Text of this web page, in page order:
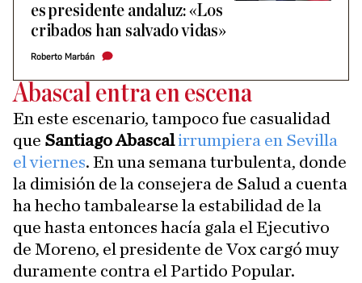
es presidente andaluz: «Los
cribados han salvado vidas»
Roberto Marbán
Abascal entra en escena
En este escenario, tampoco fue casualidad
que Santiago Abascalirrumpiera en Sevilla
el viernes. En una semana turbulenta, donde
la dimisión de la consejera de Salud a cuenta
ha hecho tambalearse la estabilidad de la
que hasta entonces hacía gala el Ejecutivo
de Moreno, el presidente de Vox cargó muy
duramente contra el Partido Popular.